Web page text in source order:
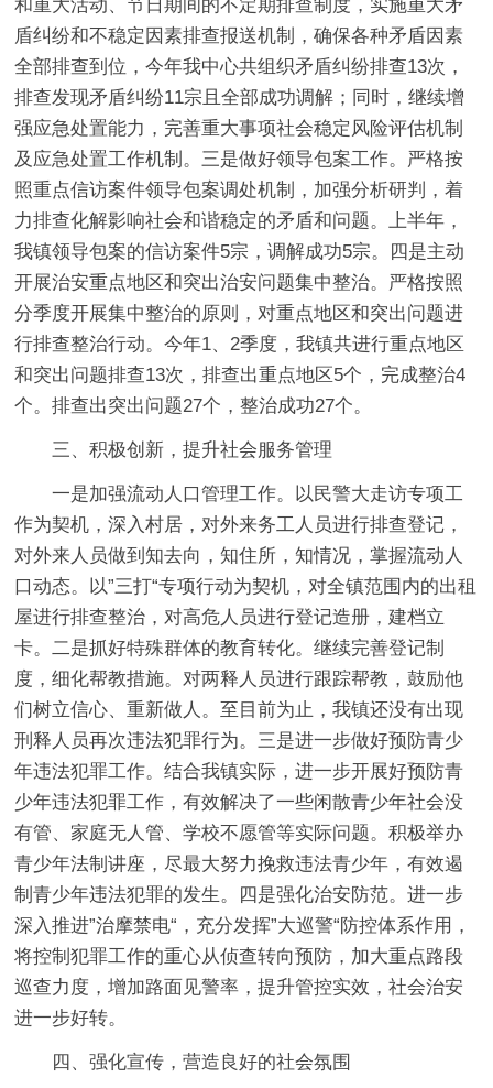
和重大活动、节日期间的不定期排查制度，实施重大矛
盾纠纷和不稳定因素排查报送机制，确保各种矛盾因素
全部排查到位，今年我中心共组织矛盾纠纷排查13次，
排查发现矛盾纠纷11宗且全部成功调解；同时，继续增
强应急处置能力，完善重大事项社会稳定风险评估机制
及应急处置工作机制。三是做好领导包案工作。严格按
照重点信访案件领导包案调处机制，加强分析研判，着
力排查化解影响社会和谐稳定的矛盾和问题。上半年，
我镇领导包案的信访案件5宗，调解成功5宗。四是主动
开展治安重点地区和突出治安问题集中整治。严格按照
分季度开展集中整治的原则，对重点地区和突出问题进
行排查整治行动。今年1、2季度，我镇共进行重点地区
和突出问题排查13次，排查出重点地区5个，完成整治4
个。排查出突出问题27个，整治成功27个。
三、积极创新，提升社会服务管理
一是加强流动人口管理工作。以民警大走访专项工
作为契机，深入村居，对外来务工人员进行排查登记，
对外来人员做到知去向，知住所，知情况，掌握流动人
口动态。以”三打“专项行动为契机，对全镇范围内的出租
屋进行排查整治，对高危人员进行登记造册，建档立
卡。二是抓好特殊群体的教育转化。继续完善登记制
度，细化帮教措施。对两释人员进行跟踪帮教，鼓励他
们树立信心、重新做人。至目前为止，我镇还没有出现
刑释人员再次违法犯罪行为。三是进一步做好预防青少
年违法犯罪工作。结合我镇实际，进一步开展好预防青
少年违法犯罪工作，有效解决了一些闲散青少年社会没
有管、家庭无人管、学校不愿管等实际问题。积极举办
青少年法制讲座，尽最大努力挽救违法青少年，有效遏
制青少年违法犯罪的发生。四是强化治安防范。进一步
深入推进”治摩禁电“，充分发挥”大巡警“防控体系作用，
将控制犯罪工作的重心从侦查转向预防，加大重点路段
巡查力度，增加路面见警率，提升管控实效，社会治安
进一步好转。
四、强化宣传，营造良好的社会氛围